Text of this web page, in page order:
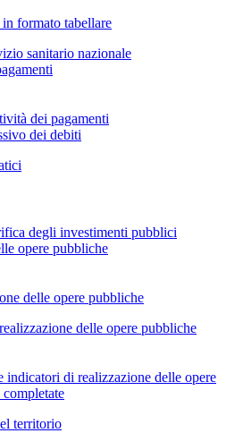
formato tabellare
sanitario nazionale
dei pagamenti
dei debiti
degli investimenti pubblici
opere pubbliche
delle opere pubbliche
delle opere pubbliche
indicatori di realizzazione delle opere
territorio